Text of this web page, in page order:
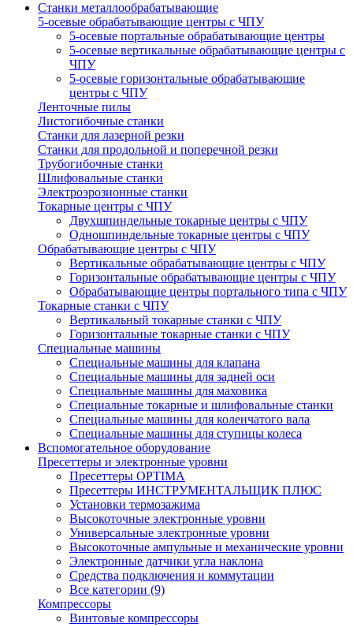
Станки металлообрабатывающие
5-осевые обрабатывающие центры с ЧПУ
5-осевые портальные обрабатывающие центры
5-осевые вертикальные обрабатывающие центры с
ЧПУ
5-осевые горизонтальные обрабатывающие
центры с ЧПУ
Ленточные пилы
Листогибочные станки
Станки для лазерной резки
Станки для продольной и поперечной резки
Трубогибочные станки
Шлифовальные станки
Электроэрозионные станки
Токарные центры с ЧПУ
Двухшпиндельные токарные центры с ЧПУ
Одношпиндельные токарные центры с ЧПУ
Обрабатывающие центры с ЧПУ
Вертикальные обрабатывающие центры с ЧПУ
Горизонтальные обрабатывающие центры с ЧПУ
Обрабатывающие центры портального типа с ЧПУ
Токарные станки с ЧПУ
Вертикальный токарные станки с ЧПУ
Горизонтальные токарные станки с ЧПУ
Специальные машины
Специальные машины для клапана
Специальные машины для задней оси
Специальные машины для маховика
Специальные токарные и шлифовальные станки
Специальные машины для коленчатого вала
Специальные машины для ступицы колеса
Вспомогательное оборудование
Пресеттеры и электронные уровни
Пресеттеры OPTIMA
Пресеттеры ИНСТРУМЕНТАЛЬЩИК ПЛЮС
Установки термозажима
Высокоточные электронные уровни
Универсальные электронные уровни
Высокоточные ампульные и механические уровни
Электронные датчики угла наклона
Средства подключения и коммутации
Все категории (9)
Компрессоры
Винтовые компрессоры